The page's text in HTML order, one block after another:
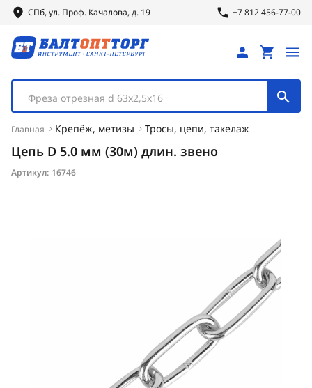
СПб, ул. Проф. Качалова, д. 19 +7 812 456-77-00
Фреза отрезная d 63х2,5х16
Главная Крепёж, метизы Тросы, цепи, такелаж
Цепь D 5.0 мм (30м) длин. звено
Артикул: 16746